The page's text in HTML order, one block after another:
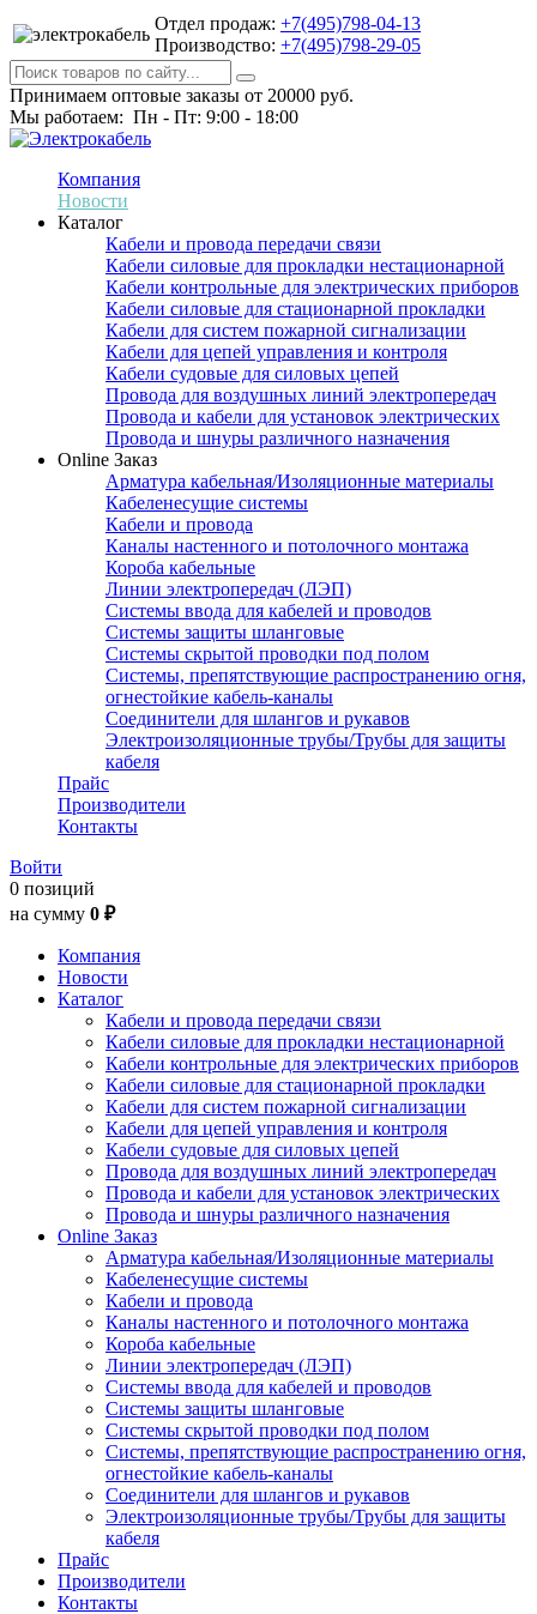
Отдел продаж: +7(495)798-04-13
Производство: +7(495)798-29-05
Принимаем оптовые заказы от 20000 руб.
Мы работаем: Пн - Пт: 9:00 - 18:00
Компания
Новости
Каталог
Кабели и провода передачи связи
Кабели силовые для прокладки нестационарной
Кабели контрольные для электрических приборов
Кабели силовые для стационарной прокладки
Кабели для систем пожарной сигнализации
Кабели для цепей управления и контроля
Кабели судовые для силовых цепей
Провода для воздушных линий электропередач
Провода и кабели для установок электрических
Провода и шнуры различного назначения
Online Заказ
Арматура кабельная/Изоляционные материалы
Кабеленесущие системы
Кабели и провода
Каналы настенного и потолочного монтажа
Короба кабельные
Линии электропередач (ЛЭП)
Системы ввода для кабелей и проводов
Системы защиты шланговые
Системы скрытой проводки под полом
Системы, препятствующие распространению огня,
огнестойкие кабель-каналы
Соединители для шлангов и рукавов
Электроизоляционные трубы/Трубы для защиты
кабеля
Прайс
Производители
Контакты
Войти
0 позиций
на сумму 0 ₽
Компания
Новости
Каталог
Кабели и провода передачи связи
Кабели силовые для прокладки нестационарной
Кабели контрольные для электрических приборов
Кабели силовые для стационарной прокладки
Кабели для систем пожарной сигнализации
Кабели для цепей управления и контроля
Кабели судовые для силовых цепей
Провода для воздушных линий электропередач
Провода и кабели для установок электрических
Провода и шнуры различного назначения
Online Заказ
Арматура кабельная/Изоляционные материалы
Кабеленесущие системы
Кабели и провода
Каналы настенного и потолочного монтажа
Короба кабельные
Линии электропередач (ЛЭП)
Системы ввода для кабелей и проводов
Системы защиты шланговые
Системы скрытой проводки под полом
Системы, препятствующие распространению огня,
огнестойкие кабель-каналы
Соединители для шлангов и рукавов
Электроизоляционные трубы/Трубы для защиты
кабеля
Прайс
Производители
Контакты